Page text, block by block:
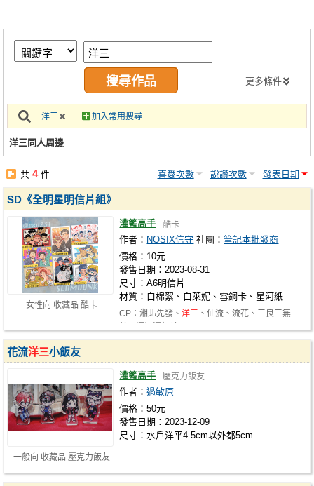
繪圖藝廊
交流中心
攤位轉讓區
會員功能選單
註冊會員
更多條件
洋三 加入常用搜尋
洋三同人周邊
共4件 喜愛次數 說讚次數 發表日期
女性向 收藏品 酷卡
SD《全明星明信片組》
灌籃高手 酷卡
作者： NOSIX信守 社團：筆記本批發商
價格：10元
發售日期：2023-08-31
尺寸：A6明信片
材質：白棉絮、白萊妮、雪銅卡、星河紙
CP：湘北先發、洋三 、仙流、流花、三良三無
一般向 收藏品 壓克力飯友
花流洋三小飯友
灌籃高手 壓克力飯友
作者：過敏原
價格：50元
發售日期：2023-12-09
尺寸：水戶洋平4.5cm以外都5cm